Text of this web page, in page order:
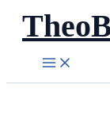
Zum
Inhalt
springen